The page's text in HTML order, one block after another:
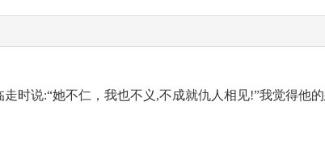
时说:“她不仁，我也不义,不成就仇人相见!”我觉得他